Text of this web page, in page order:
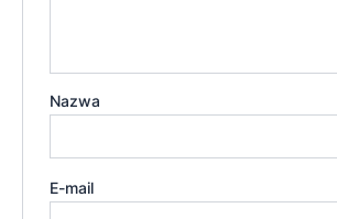
Nazwa
E-mail